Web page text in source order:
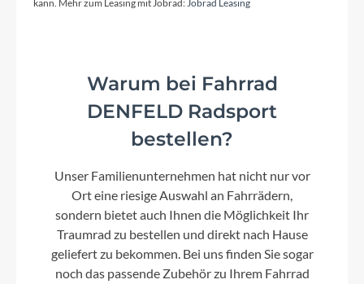
2026
Schmale, leichte Alu-Naben
Sattelklemme
Griffe
Ergonomisch geformt besonders schmaler,
kindgerechter Durchmesser für guten Halt
kann. Mehr zum Leasing mit Jobrad:Jobrad Leasing
Warum bei Fahrrad
DENFELD Radsport
bestellen?
Unser Familienunternehmen hat nicht nur vor
Ort eine riesige Auswahl an Fahrrädern,
sondern bietet auch Ihnen die Möglichkeit Ihr
Traumrad zu bestellen und direkt nach Hause
geliefert zu bekommen. Bei uns finden Sie sogar
noch das passende Zubehör zu Ihrem Fahrrad